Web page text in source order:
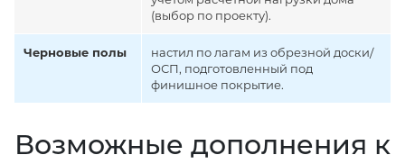
(выбор по проекту).
Черновые полы
настил по лагам из обрезной доски/
ОСП, подготовленный под
финишное покрытие.
Возможные дополнения к